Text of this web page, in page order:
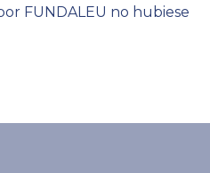
FUNDALEU no hubiese